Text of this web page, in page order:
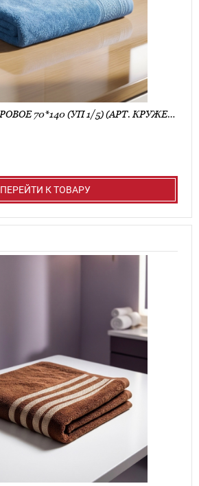
ПОЛОТЕНЦЕ МАХРОВОЕ 70*140 (УП 1/5) (АРТ. КРУЖЕВО 70*140)
ПЕРЕЙТИ К ТОВАРУ